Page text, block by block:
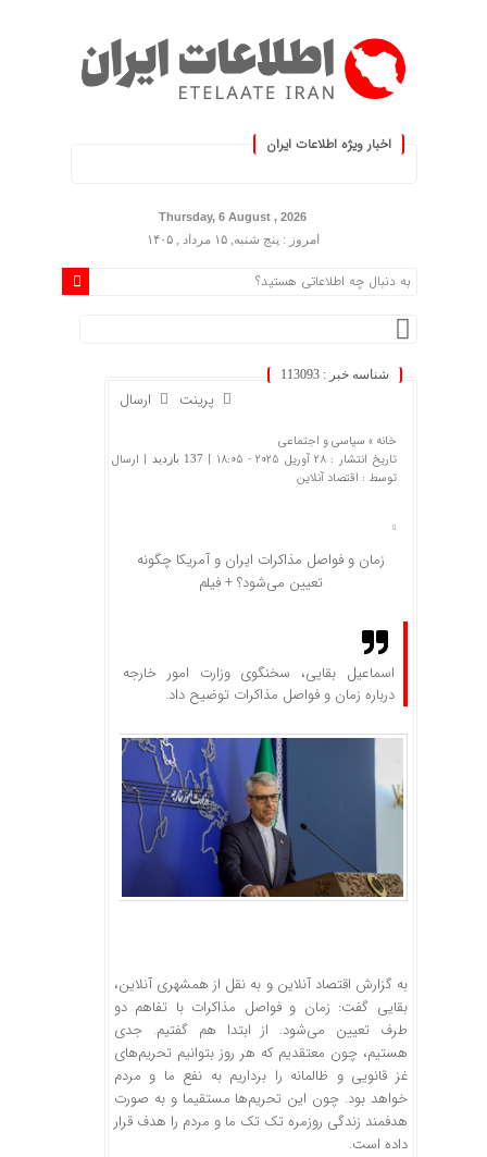
اخبار ویژه اطلاعات ایران
Thursday, 6 August , 2026
امروز : پنج شنبه, ۱۵ مرداد , ۱۴۰۵
شناسه خبر : 113093
ارسال پرینت
خانه » سیاسی و اجتماعی
تاریخ انتشار : 28 آوریل 2025 - 18:05 |
137 بازدید
| ارسال
توسط : اقتصاد آنلاین
زمان و فواصل مذاکرات ایران و آمریکا چگونه
تعیین می‌شود؟ + فیلم
اسماعیل بقایی، سخنگوی وزارت امور خارجه
درباره زمان و فواصل مذاکرات توضیح داد.
به گزارش اقتصاد آنلاین و به نقل از همشهری آنلاین،
بقایی گفت: زمان و فواصل مذاکرات با تفاهم دو
طرف تعیین می‌شود. از ابتدا هم گفتیم. جدی
هستیم، چون معتقدیم که هر روز بتوانیم تحریم‌های
غز قانویی و ظالمانه را برداریم به نفع ما و مردم
خواهد بود. چون این تحریم‌ها مستقیما و به صورت
هدفمند زندگی روزمره تک تک ما و مردم را هدف قرار
داده است.